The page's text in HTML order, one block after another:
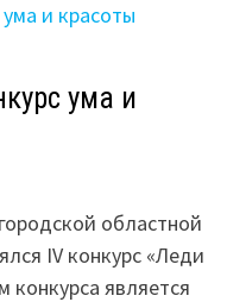
ума и
областной
IV конкурс «Леди
является